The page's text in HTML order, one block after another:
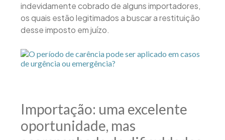
indevidamente cobrado de alguns importadores,
os quais estão legitimados a buscar a restituição
desse imposto em juízo.
Importação: uma excelente
oportunidade, mas